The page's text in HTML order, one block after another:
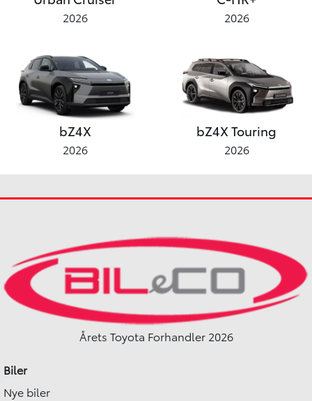
2026 2026
bZ4X
2026
bZ4X Touring
2026
Årets Toyota Forhandler 2026
Biler
Nye biler